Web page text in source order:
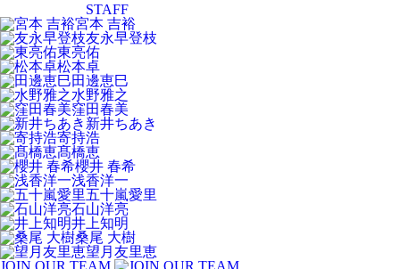
STAFF
宮本 吉裕
友永早登枝
東亮佑
松本卓
田邊恵巳
水野雅之
窪田春美
新井ちあき
寄持浩
髙橋恵
櫻井 春希
浅香洋一
五十嵐愛里
石山洋亮
井上知明
桑尾 大樹
望月友里恵
JOIN OUR TEAM